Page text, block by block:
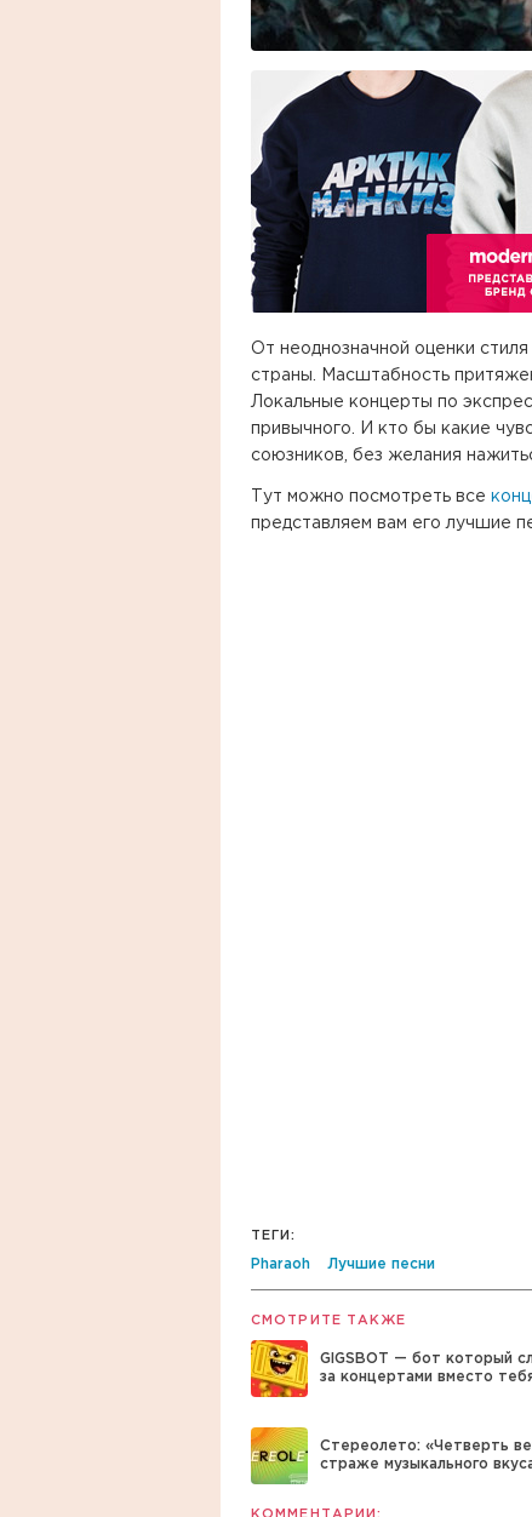
От неоднозначной оценки
страны. Масштабность
Локальные концерты по
привычного. И кто бы какие
союзников, без желания
Тут можно посмотреть все
представляем вам его лучшие
ТЕГИ:
Pharaoh Лучшие песни
СМОТРИТЕ ТАКЖЕ
GIGSBOT — бот который
за концертами вместо
Стереолето: «Четверть
страже музыкального
КОММЕНТАРИИ: